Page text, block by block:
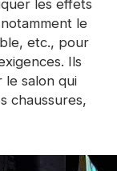
les effets
le
etc., pour
Ils
le salon qui
chaussures,